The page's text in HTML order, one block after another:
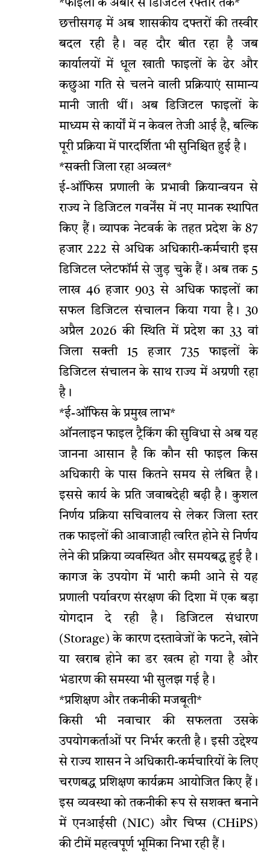
*फाइलों के अंबार से डिजिटल रफ्तार तक*
छत्तीसगढ़ में अब शासकीय दफ्तरों की तस्वीर
बदल रही है। वह दौर बीत रहा है जब
कार्यालयों में धूल खाती फाइलों के ढेर और
कछुआ गति से चलने वाली प्रक्रियाएं सामान्य
मानी जाती थीं। अब डिजिटल फाइलों के
माध्यम से कार्यों में न केवल तेजी आई है, बल्कि
पूरी प्रक्रिया में पारदर्शिता भी सुनिश्चित हुई है।
*सक्ती जिला रहा अव्वल*
ई-ऑफिस प्रणाली के प्रभावी क्रियान्वयन से
राज्य ने डिजिटल गवर्नेंस में नए मानक स्थापित
किए हैं। व्यापक नेटवर्क के तहत प्रदेश के 87
हजार 222 से अधिक अधिकारी-कर्मचारी इस
डिजिटल प्लेटफॉर्म से जुड़ चुके हैं। अब तक 5
लाख 46 हजार 903 से अधिक फाइलों का
सफल डिजिटल संचालन किया गया है। 30
अप्रैल 2026 की स्थिति में प्रदेश का 33 वां
जिला सक्ती 15 हजार 735 फाइलों के
डिजिटल संचालन के साथ राज्य में अग्रणी रहा
है।
*ई-ऑफिस के प्रमुख लाभ*
ऑनलाइन फाइल ट्रैकिंग की सुविधा से अब यह
जानना आसान है कि कौन सी फाइल किस
अधिकारी के पास कितने समय से लंबित है।
इससे कार्य के प्रति जवाबदेही बढ़ी है। कुशल
निर्णय प्रक्रिया सचिवालय से लेकर जिला स्तर
तक फाइलों की आवाजाही त्वरित होने से निर्णय
लेने की प्रक्रिया व्यवस्थित और समयबद्ध हुई है।
कागज के उपयोग में भारी कमी आने से यह
प्रणाली पर्यावरण संरक्षण की दिशा में एक बड़ा
योगदान दे रही है। डिजिटल संधारण
(Storage) के कारण दस्तावेजों के फटने, खोने
या खराब होने का डर खत्म हो गया है और
भंडारण की समस्या भी सुलझ गई है।
*प्रशिक्षण और तकनीकी मजबूती*
किसी भी नवाचार की सफलता उसके
उपयोगकर्ताओं पर निर्भर करती है। इसी उद्देश्य
से राज्य शासन ने अधिकारी-कर्मचारियों के लिए
चरणबद्ध प्रशिक्षण कार्यक्रम आयोजित किए हैं।
इस व्यवस्था को तकनीकी रूप से सशक्त बनाने
में एनआईसी (NIC) और चिप्स (CHiPS)
की टीमें महत्वपूर्ण भूमिका निभा रही हैं।